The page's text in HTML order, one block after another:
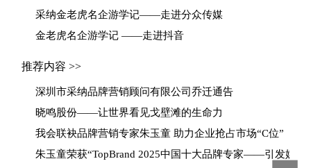
采纳金老虎名企游学记——走进分众传媒
金老虎名企游学记 ——走进抖音
推荐内容 >>
深圳市采纳品牌营销顾问有限公司乔迁通告
晓鸣股份——让世界看见戈壁滩的生命力
我会联袂品牌营销专家朱玉童 助力企业抢占市场“C位”
朱玉童荣获“TopBrand 2025中国十大品牌专家——引发媒体